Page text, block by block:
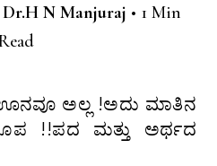
Dr.H N Manjuraj • 1 Min
!!ಪದ ಮತ್ತು ಅರ್ಥದ